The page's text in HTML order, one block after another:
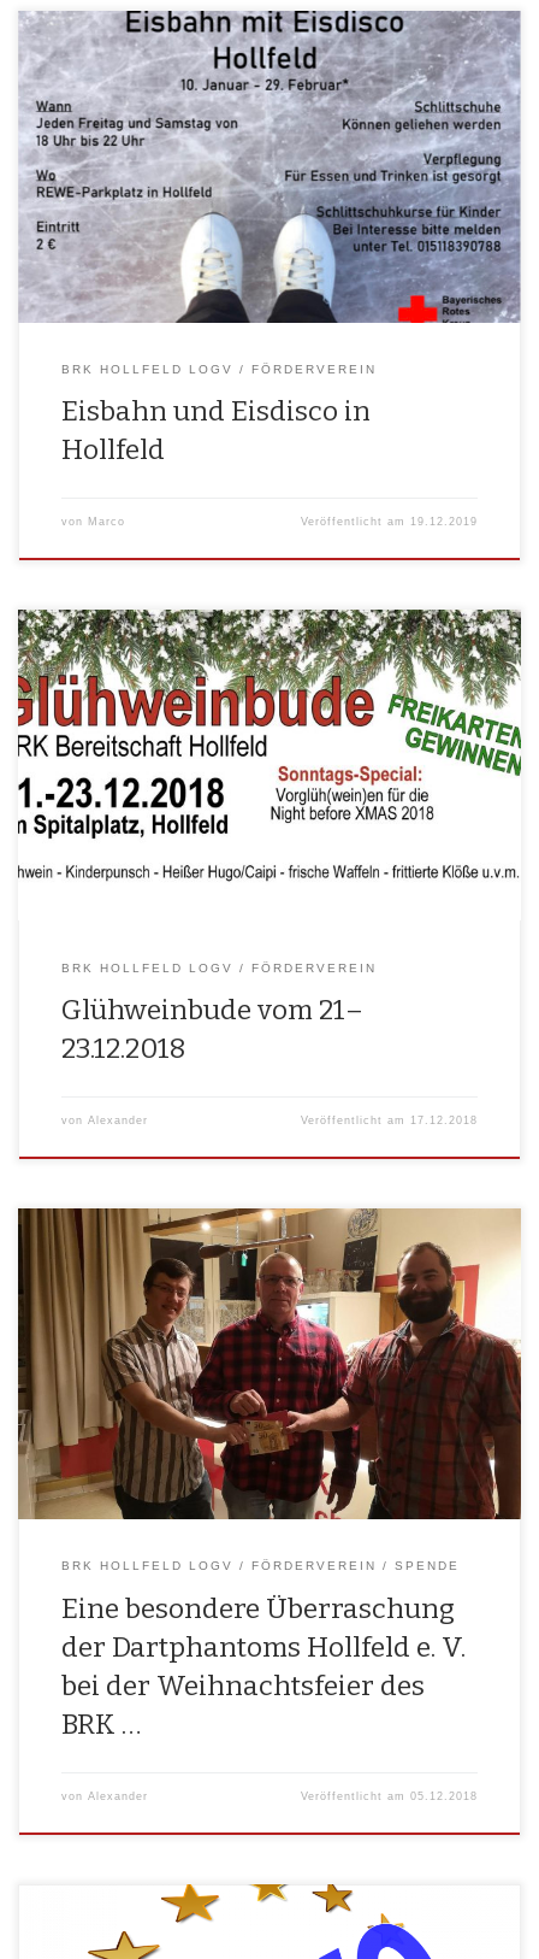
Wenn das Wet­ter mit­spielt laden das BRK Holl­feld LogV und der För­der­
ver­ein des BRK Holl­feld e.V. ganz herz­lich zu einer neu­en Win­ter­at­trak­ti­
on in Holl­feld ein. In der Zeit vom 10.01.2020 bis 29.02.2020 hat dann
bei pas­sen­der Wet­ter­la­ge unse­re Eis­bahn mit Eis­dis­co auf dem Rewe
Park­platz in Holl­feld geöffnet. Hier kön­nen für […]
BRK HOLLFELD LOGV FÖRDERVEREIN
Eisbahn und Eisdisco in
Hollfeld
von Marco Veröffentlicht am 19.12.2019
Eine tol­le Gele­gen­heit, sich in Holl­feld zu tref­fen, bie­tet die Glüh­wein­
bu­de am Spi­tal. Auch in die­sem Jahr haben wir, das BRK Holl­feld LogV,
die Ehre, die Glüh­wein­bu­de wie­der eine Wochen­en­de betrei­ben zu
dürfen. Wir wür­den uns freu­en, dich bei tol­ler weih­nacht­li­cher Stim­
mung, lecke­ren Kin­der­punsch, Glüh­wein, Frucht­glüh­wein, hei­ßem
Hugo, hei­ßem Cai­pi­rin­ha, […]
BRK HOLLFELD LOGV FÖRDERVEREIN
Glühweinbude vom 21–
23.12.2018
von Alexander Veröffentlicht am 17.12.2018
An der Weih­nachts­fei­er der Akti­ven des BRK Holl­feld LogV kam über­ra­
schend der Vor­sit­zen­de der Dart­phan­toms Holl­feld e. V., Roland
Buchert, vorbei. Seit eini­ger Zeit besteht eine enge Freund­schaft zwi­
schen die­sen zwei Gemein­schaf­ten und umso mehr war es eine Rie­sen­
freu­de, als der Vor­sit­zen­de Roland Buchert eine Spen­de in Höhe von
100 € an das […]
BRK HOLLFELD LOGV FÖRDERVEREIN SPENDE
Eine besondere Überraschung
der Dartphantoms Hollfeld e. V.
bei der Weihnachtsfeier des
BRK …
von Alexander Veröffentlicht am05.12.2018